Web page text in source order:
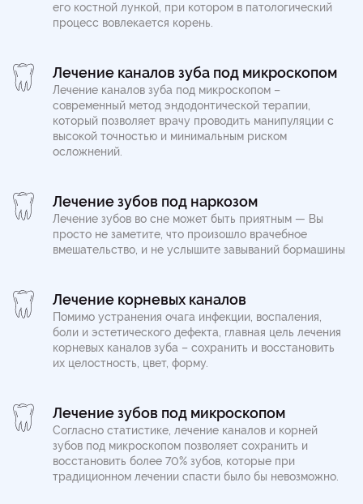
его костной лункой, при котором в патологический
процесс вовлекается корень.
Лечение каналов зуба под микроскопом
Лечение каналов зуба под микроскопом –
современный метод эндодонтической терапии,
который позволяет врачу проводить манипуляции с
высокой точностью и минимальным риском
осложнений.
Лечение зубов под наркозом
Лечение зубов во сне может быть приятным — Вы
просто не заметите, что произошло врачебное
вмешательство, и не услышите завываний бормашины
Лечение корневых каналов
Помимо устранения очага инфекции, воспаления,
боли и эстетического дефекта, главная цель лечения
корневых каналов зуба – сохранить и восстановить
их целостность, цвет, форму.
Лечение зубов под микроскопом
Согласно статистике, лечение каналов и корней
зубов под микроскопом позволяет сохранить и
восстановить более 70% зубов, которые при
традиционном лечении спасти было бы невозможно.